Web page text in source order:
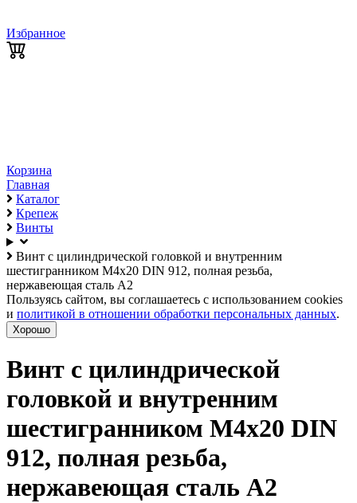
Избранное
Корзина
Главная
Каталог
Крепеж
Винты
Винт с цилиндрической головкой и внутренним
шестигранником М4х20 DIN 912, полная резьба,
нержавеющая сталь А2
Пользуясь сайтом, вы соглашаетесь с использованием cookies
и политикой в отношении обработки персональных данных.
Хорошо
Винт с цилиндрической
головкой и внутренним
шестигранником М4х20 DIN
912, полная резьба,
нержавеющая сталь А2